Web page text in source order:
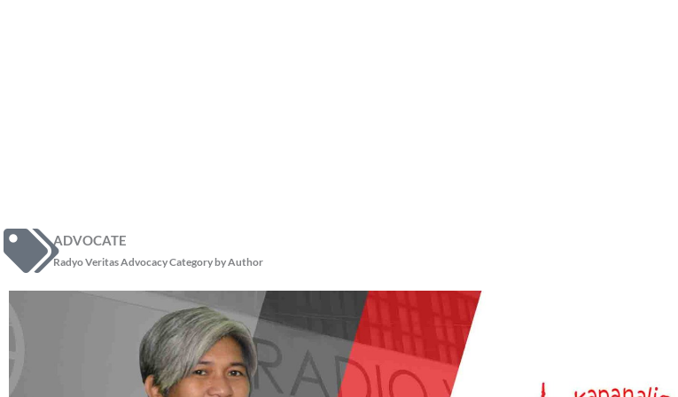
ADVOCATE
Radyo Veritas Advocacy Category by Author